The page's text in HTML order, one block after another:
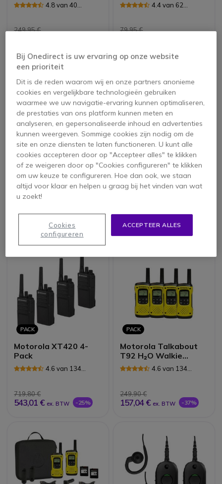
4.8 van 40
249,95 €
4.4 van 62
79,95 €
IconTopverkoper
Motorola T92 H2O
4.7 van 134
ex. BTW
PACK
Motorola Talkabout
T82 Extreme 4-Pack +
4x Bureau Laders
4.6 van 275
203,36 € ex. BTW
PACK
Motorola XT420 4-
Pack
4.6 van 134
719,80 €
543,01 € ex. BTW -25%
PACK
Motorola Talkabout
T92 H₂O Walkie
Talkie 4-Pack
4.6 van 134
249,90 €
157,04 € ex. BTW -37%
Bij Onedirect is uw ervaring op onze website
een prioriteit
Dit is de reden waarom wij en onze partners anonieme
cookies en vergelijkbare technologieën gebruiken
waarmee we uw navigatie-ervaring kunnen optimaliseren,
de prestaties van ons platform kunnen meten en
analyseren, en gepersonaliseerde inhoud en advertenties
kunnen weergeven. Sommige cookies zijn nodig om de
site en onze diensten te laten functioneren. U kunt alle
cookies accepteren door op "Accepteer alles" te klikken
of ze weigeren door op "Cookies configureren" te klikken
om uw keuze te configureren. Hoe dan ook, we staan
altijd voor klaar en helpen u graag bij het vinden van wat
u zoekt!
ACCEPTEER ALLES
Cookies
configureren